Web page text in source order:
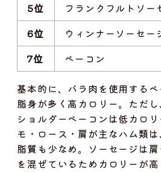
5位
フランクフルトソー
6位
ウィンナーソーセー
7位
ベーコン
基本的に、 バラ肉を使用する
脂身が多く高カロリー。ただ
ショルダーベーコンは低カロ
モ・ロース・肩が主なハム類
脂質も少なめ。ソーセージは
を混ぜているためカロリーが高